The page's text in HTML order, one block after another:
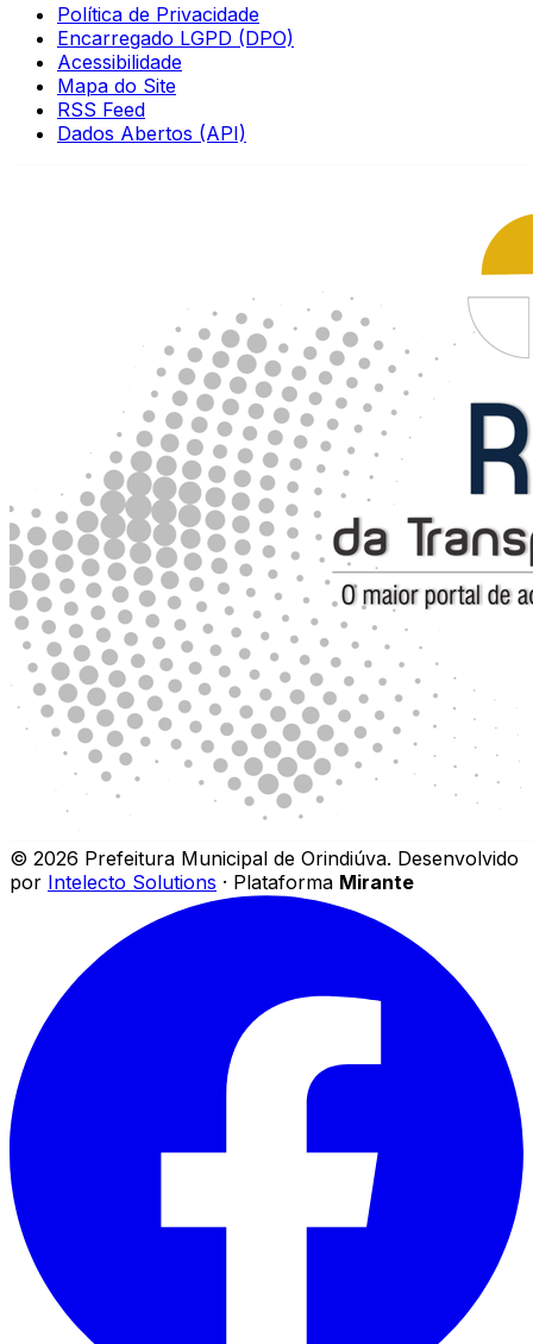
Política de Privacidade
Encarregado LGPD (DPO)
Acessibilidade
Mapa do Site
RSS Feed
Dados Abertos (API)
© 2026 Prefeitura Municipal de Orindiúva. Desenvolvido
por Intelecto Solutions · Plataforma Mirante